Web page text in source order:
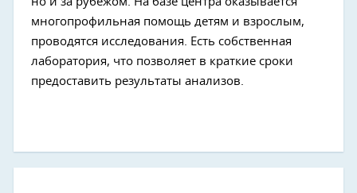
многопрофильная помощь детям и взрослым,
проводятся исследования. Есть собственная
лаборатория, что позволяет в краткие сроки
предоставить результаты анализов.